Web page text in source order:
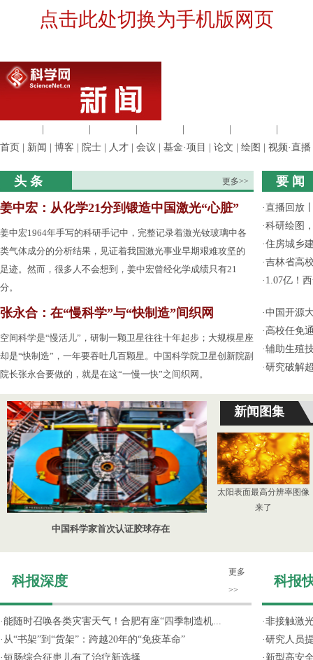
点击此处切换为手机版网页
首页
新闻 博客 院士 人才 会议 基金·项目 论文 绘图 视频·直播
头 条 更多>>
姜中宏：从化学21分到锻造中国激光“心脏”
姜中宏1964年手写的科研手记中，完整记录着激光钕玻璃中各
类气体成分的分析结果，见证着我国激光事业早期艰难攻坚的
足迹。然而，很多人不会想到，姜中宏曾经化学成绩只有21
分。
张永合：在“慢科学”与“快制造”间织网
空间科学是“慢活儿”，研制一颗卫星往往十年起步；大规模星座
却是“快制造”，一年要吞吐几百颗星。中国科学院卫星创新院副
院长张永合要做的，就是在这“一慢一快”之间织网。
要 闻
·直播回放
·科研绘图
·住房城乡
·吉林省高
· 1.07亿！
·中国开源
· 高校任免
·辅助生殖
·研究破解
中国科学家首次认证胶球存在
新闻图集
太阳表面最高分辨率图像
来了
科报深度
更多
>>
·能随时召唤各类灾害天气！合肥有座“四季制造机...
· 从“书架”到“货架”：跨越20年的“免疫革命”
· 短肠综合征患儿有了治疗新选择
科报
·非接触激
·研究人员
· 新型高安